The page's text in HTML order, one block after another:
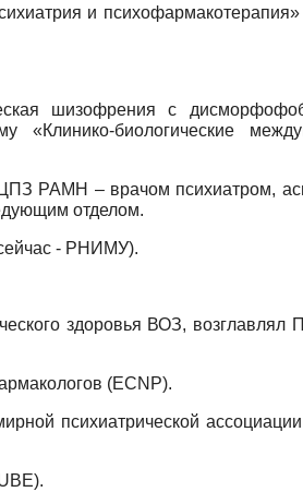
и психофармакотерапия»
шизофрения с
биологические
РАМН – врачом психиатром,
отделом.
- РНИМУ).
здоровья ВОЗ, возглавлял
(ECNP).
психиатрической